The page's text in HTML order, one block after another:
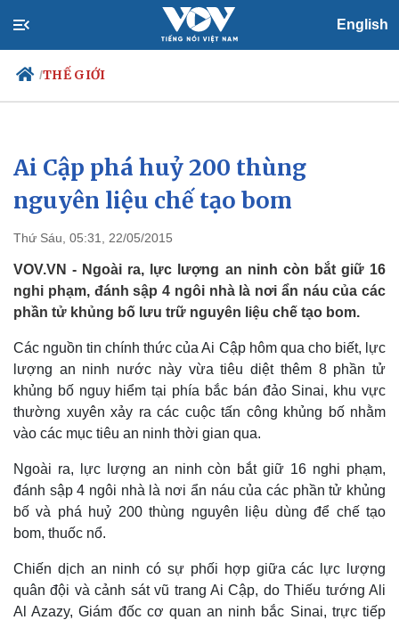
English
/THẾ GIỚI
Chính trị
Tổ chức nhân sự
Nhận diện sự thật
Xã hội
Tin 24h
Dự báo thời tiết
Việc làm
Biển đảo
Ai Cập phá huỷ 200 thùng
nguyên liệu chế tạo bom
Thứ Sáu, 05:31, 22/05/2015
VOV.VN - Ngoài ra, lực lượng an ninh còn bắt giữ 16
nghi phạm, đánh sập 4 ngôi nhà là nơi ẩn náu của các
phần tử khủng bố lưu trữ nguyên liệu chế tạo bom.
Các nguồn tin chính thức của Ai Cập hôm qua cho biết, lực
lượng an ninh nước này vừa tiêu diệt thêm 8 phần tử
khủng bố nguy hiểm tại phía bắc bán đảo Sinai, khu vực
thường xuyên xảy ra các cuộc tấn công khủng bố nhằm
vào các mục tiêu an ninh thời gian qua.
Ngoài ra, lực lượng an ninh còn bắt giữ 16 nghi phạm,
đánh sập 4 ngôi nhà là nơi ẩn náu của các phần tử khủng
bố và phá huỷ 200 thùng nguyên liệu dùng để chế tạo
bom, thuốc nổ.
Chiến dịch an ninh có sự phối hợp giữa các lực lượng
quân đội và cảnh sát vũ trang Ai Cập, do Thiếu tướng Ali
Al Azazy, Giám đốc cơ quan an ninh bắc Sinai, trực tiếp